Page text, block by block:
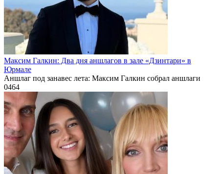
Максим Галкин: Два дня аншлагов в зале «Дзинтари» в
Юрмале
Аншлаг под занавес лета: Максим Галкин собрал аншлаги
0464